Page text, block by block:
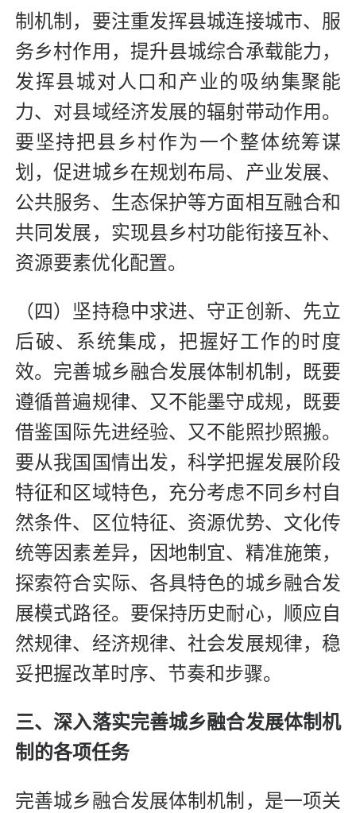
制机制，要注重发挥县城连接城市、服
务乡村作用，提升县城综合承载能力，
发挥县城对人口和产业的吸纳集聚能
力、对县域经济发展的辐射带动作用。
要坚持把县乡村作为一个整体统筹谋
划，促进城乡在规划布局、产业发展、
公共服务、生态保护等方面相互融合和
共同发展，实现县乡村功能衔接互补、
资源要素优化配置。
（四）坚持稳中求进、守正创新、先立
后破、系统集成，把握好工作的时度
效。完善城乡融合发展体制机制，既要
遵循普遍规律、又不能墨守成规，既要
借鉴国际先进经验、又不能照抄照搬。
要从我国国情出发，科学把握发展阶段
特征和区域特色，充分考虑不同乡村自
然条件、区位特征、资源优势、文化传
统等因素差异，因地制宜、精准施策，
探索符合实际、各具特色的城乡融合发
展模式路径。要保持历史耐心，顺应自
然规律、经济规律、社会发展规律，稳
妥把握改革时序、节奏和步骤。
三、深入落实完善城乡融合发展体制机
制的各项任务
完善城乡融合发展体制机制，是一项关